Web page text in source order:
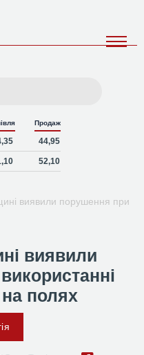
Продаж
44,95
52,10
виявили порушення при
виявили
полях